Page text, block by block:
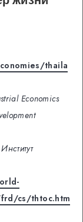
thaila
Economics
Институт
cs/thtoc.htm